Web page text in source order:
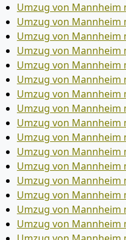
Umzug von Mannheim
Umzug von Mannheim
Umzug von Mannheim
Umzug von Mannheim
Umzug von Mannheim
Umzug von Mannheim
Umzug von Mannheim
Umzug von Mannheim
Umzug von Mannheim
Umzug von Mannheim
Umzug von Mannheim
Umzug von Mannheim
Umzug von Mannheim
Umzug von Mannheim
Umzug von Mannheim
Umzug von Mannheim